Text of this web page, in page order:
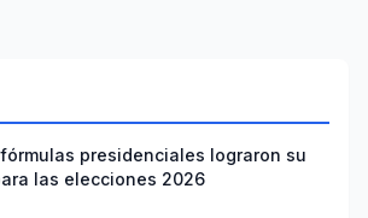
presidenciales lograron su
las elecciones 2026